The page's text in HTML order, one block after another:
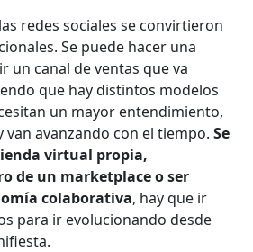
redes sociales se convirtieron
Se puede hacer una
un canal de ventas que va
que hay distintos modelos
un mayor entendimiento,
van avanzando con el tiempo.Se
virtual propia,
de un marketplace o ser
colaborativa, hay que ir
para ir evolucionando desde